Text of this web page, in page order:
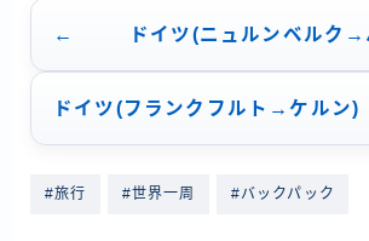
ドイツ(ニュルンベルク
ドイツ(フランクフルト→ケルン)
#旅行 #世界一周 #バックパック